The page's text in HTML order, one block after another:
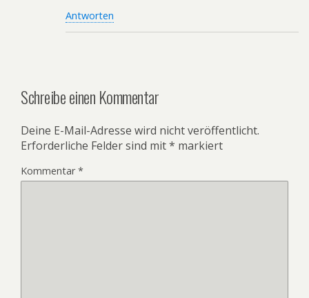
Antworten
Schreibe einen Kommentar
Deine E-Mail-Adresse wird nicht veröffentlicht.
Erforderliche Felder sind mit* markiert
Kommentar*